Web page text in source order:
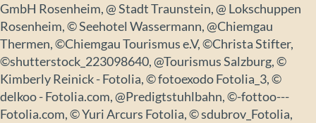
GmbH Rosenheim, @ Stadt Traunstein, @ Lokschuppen
Rosenheim, © Seehotel Wassermann, @Chiemgau
Thermen, ©Chiemgau Tourismus e.V, ©Christa Stifter,
©shutterstock_223098640, @Tourismus Salzburg, ©
Kimberly Reinick - Fotolia, © fotoexodo Fotolia_3, ©
delkoo - Fotolia.com, @Predigtstuhlbahn, ©-fottoo---
Fotolia.com, © Yuri Arcurs Fotolia, © sdubrov_Fotolia,